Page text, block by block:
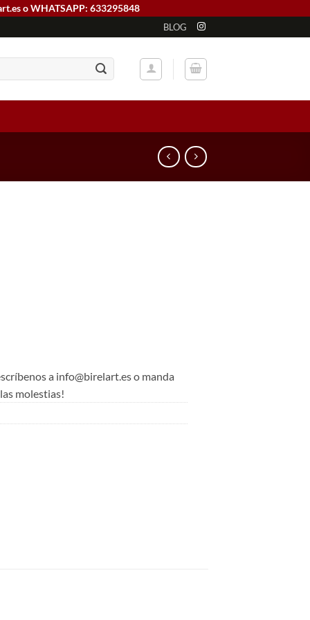
o WHATSAPP: 633295848
BLOG
a info@birelart.es o manda
molestias!